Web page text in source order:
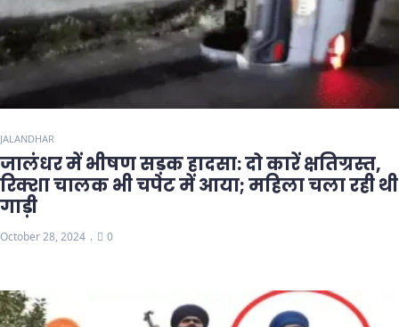
JALANDHAR
जालंधर में भीषण सड़क हादसा: दो कारें क्षतिग्रस्त,
रिक्शा चालक भी चपेट में आया; महिला चला रही थी
गाड़ी
October 28, 2024 0